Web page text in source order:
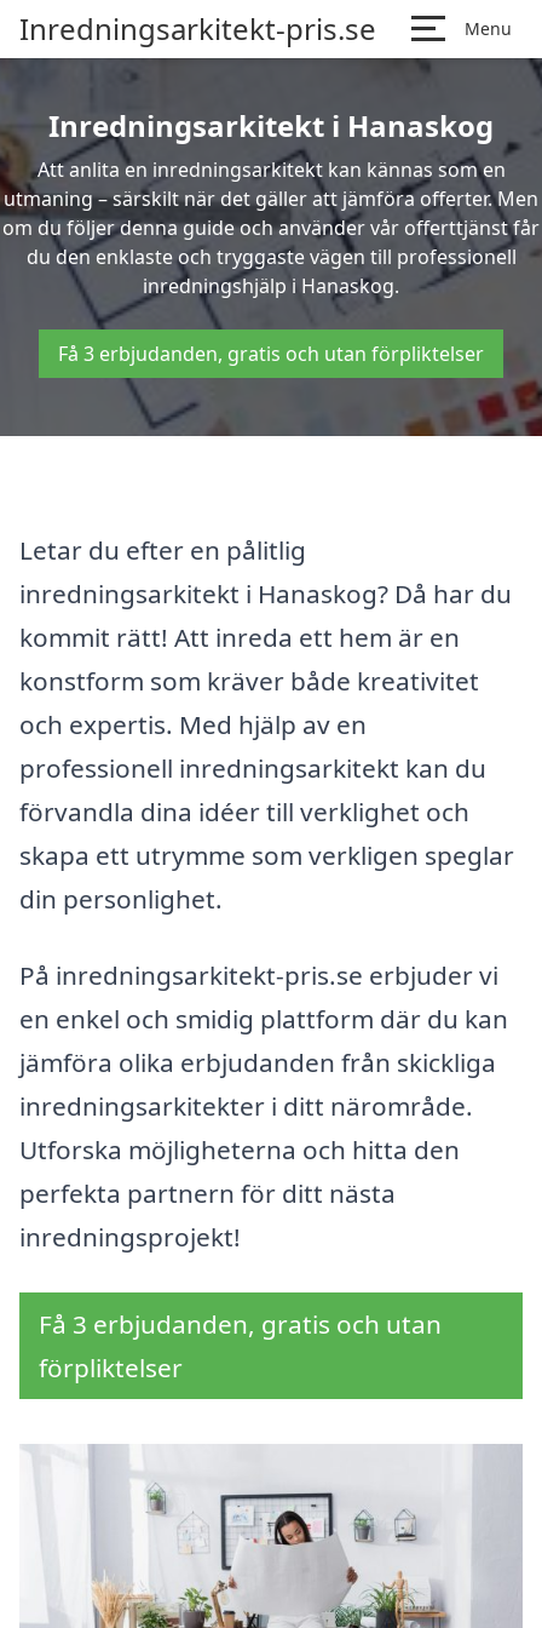
Inredningsarkitekt-pris.se Menu
Inredningsarkitekt i Hanaskog
Att anlita en inredningsarkitekt kan kännas som en
utmaning – särskilt när det gäller att jämföra offerter. Men
om du följer denna guide och använder vår offerttjänst får
du den enklaste och tryggaste vägen till professionell
inredningshjälp i Hanaskog.
Få 3 erbjudanden, gratis och utan förpliktelser
Letar du efter en pålitlig
inredningsarkitekt i Hanaskog? Då har du
kommit rätt! Att inreda ett hem är en
konstform som kräver både kreativitet
och expertis. Med hjälp av en
professionell inredningsarkitekt kan du
förvandla dina idéer till verklighet och
skapa ett utrymme som verkligen speglar
din personlighet.
På inredningsarkitekt-pris.se erbjuder vi
en enkel och smidig plattform där du kan
jämföra olika erbjudanden från skickliga
inredningsarkitekter i ditt närområde.
Utforska möjligheterna och hitta den
perfekta partnern för ditt nästa
inredningsprojekt!
Få 3 erbjudanden, gratis och utan
förpliktelser